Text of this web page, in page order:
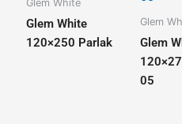
Glem White
Glem White
120×250 Parlak
Glem
Glem
05